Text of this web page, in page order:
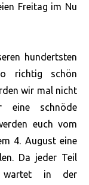
Freitag im Nu
hundertsten
richtig schön
wir mal nicht
schnöde
euch vom
4. August eine
Da jeder Teil
wartet in der